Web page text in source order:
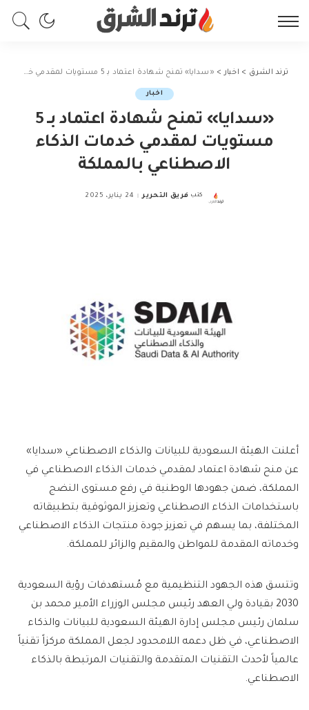
ترند الشرق > اخبار > «سدايا» تمنح شهادة اعتماد بـ 5 مستويات لمقدمي خدمات الذكاء الاصطناعي بالمملكة
اخبار
«سدايا» تمنح شهادة اعتماد بـ 5
مستويات لمقدمي خدمات الذكاء
الاصطناعي بالمملكة
Posted
كتب فريق التحرير 24 يناير، 2025
أعلنت الهيئة السعودية للبيانات والذكاء الاصطناعي «سدايا»
عن منح شهادة اعتماد لمقدمي خدمات الذكاء الاصطناعي في
المملكة، ضمن جهودها الوطنية في رفع مستوى النضج
باستخدامات الذكاء الاصطناعي وتعزيز الموثوقية بتطبيقاته
المختلفة، بما يسهم في تعزيز جودة منتجات الذكاء الاصطناعي
وخدماته المقدمة للمواطن والمقيم والزائر للمملكة.
وتتسق هذه الجهود التنظيمية مع مُستهدفات رؤية السعودية
2030 بقيادة ولي العهد رئيس مجلس الوزراء الأمير محمد بن
سلمان رئيس مجلس إدارة الهيئة السعودية للبيانات والذكاء
الاصطناعي، في ظل دعمه اللامحدود لجعل المملكة مركزاً تقنياً
عالمياً لأحدث التقنيات المتقدمة والتقنيات المرتبطة بالذكاء
الاصطناعي.